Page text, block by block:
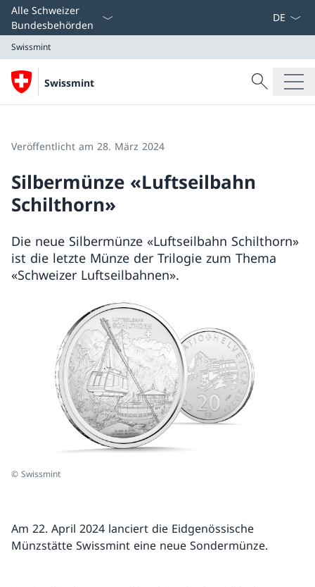
Alle Schweizer
Bundesbehörden
Swissmint
Swissmint
Suche
Suche
Veröffentlicht am 28. März 2024
Silbermünze «Luftseilbahn
Schilthorn»
Die neue Silbermünze «Luftseilbahn Schilthorn»
ist die letzte Münze der Trilogie zum Thema
«Schweizer Luftseilbahnen».
© Swissmint
Am 22. April 2024 lanciert die Eidgenössische
Münzstätte Swissmint eine neue Sondermünze.